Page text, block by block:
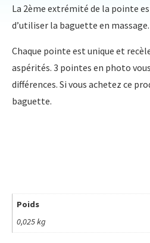
La 2ème extrémité de la pointe
d’utiliser la baguette en massage.
Chaque pointe est unique et
aspérités. 3 pointes en photo
différences. Si vous achetez ce
baguette.
Poids
0,025 kg